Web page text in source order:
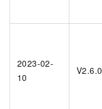
2023-02-
10
V2.6.0